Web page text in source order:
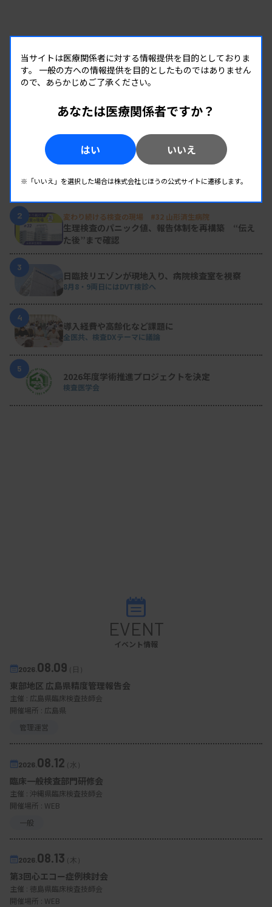
RANKING
人気の記事
チーム医療の中で信頼される技師
2 変わり続ける検査の現場 #32 山形済生病院
生理検査のパニック値、報告体制を再構築 “伝え
た後”まで確認
3
日臨技リエゾンが現地入り、病院検査室を視察
8月8・9両日にはDVT検診へ
4
導入経費や高齢化など課題に
全医共、検査DXテーマに議論
5
2026年度学術推進プロジェクトを決定
検査医学会
EVENT
イベント情報
2026. 08.09（日）
東部地区 広島県精度管理報告会
主催 : 広島県臨床検査技師会
開催場所 : 広島県
管理運営
2026. 08.12（水）
臨床一般検査部門研修会
主催 : 沖縄県臨床検査技師会
開催場所 : WEB
一般
2026. 08.13（木）
第3回心エコー症例検討会
主催 : 徳島県臨床検査技師会
開催場所 : WEB
当サイトは医療関係者に対する情報提供を目的としておりま
す。 一般の方への情報提供を目的としたものではありません
ので、あらかじめご了承ください。
あなたは医療関係者ですか？
はい いいえ
※「いいえ」を選択した場合は株式会社じほうの公式サイトに遷移します。